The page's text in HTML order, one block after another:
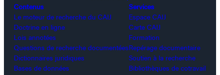
Contenus
Le moteur de recherche du CAIJ
Doctrine en ligne
Lois annotées
Questions de recherche documentées
Dictionnaires juridiques
Bases de données
Services
Espace CAIJ
Carte CAIJ
Formation
Repérage documentaire
Soutien à la recherche
Bibliothèques de cotravail